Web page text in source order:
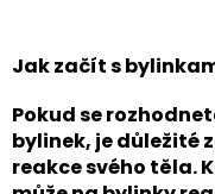
Jak začít s
Pokud se
bylinek, je důležité
reakce svého těla.